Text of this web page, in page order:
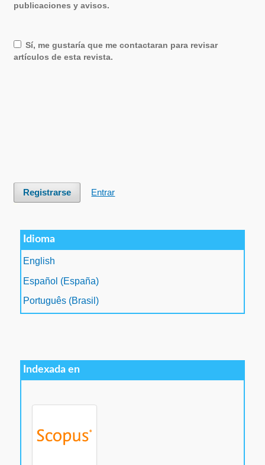
publicaciones y avisos.
Sí, me gustaría que me contactaran para revisar
artículos de esta revista.
Registrarse Entrar
Idioma
English
Español (España)
Português (Brasil)
Indexada en